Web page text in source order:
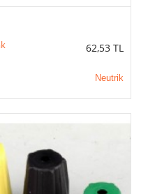
62,53 TL
Neutrik